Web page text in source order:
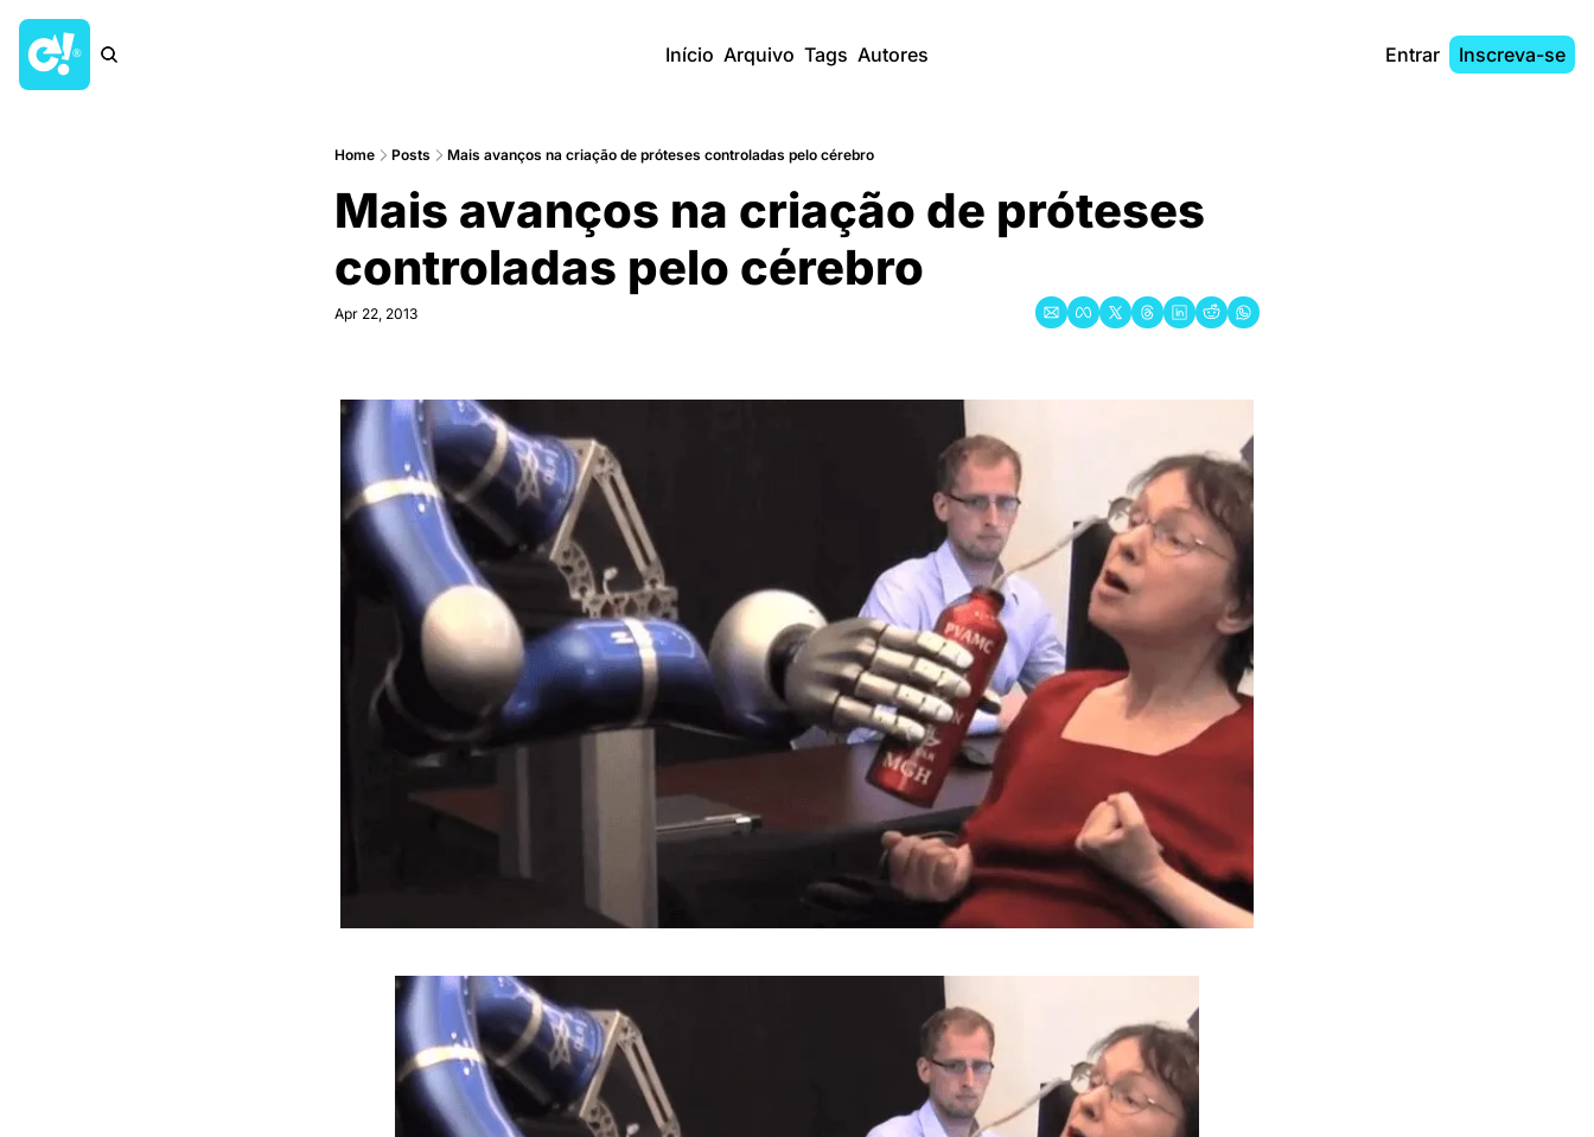
Início Arquivo Tags Autores Entrar Inscreva-se
Home Posts Mais avanços na criação de próteses controladas pelo cérebro
Mais avanços na criação de próteses
controladas pelo cérebro
Apr 22, 2013